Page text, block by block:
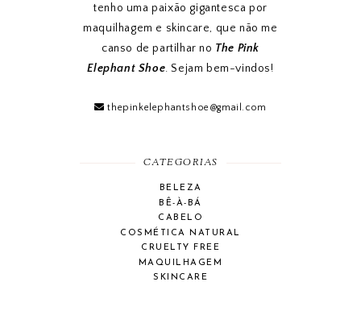
tenho uma paixão gigantesca por
maquilhagem e skincare, que não me
canso de partilhar no The Pink
Elephant Shoe. Sejam bem-vindos!
thepinkelephantshoe@gmail.com
CATEGORIAS
BELEZA
BÊ-À-BÁ
CABELO
COSMÉTICA NATURAL
CRUELTY FREE
MAQUILHAGEM
SKINCARE